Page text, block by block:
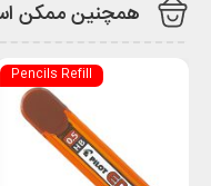
همچنین ممکن
Pencils Refill